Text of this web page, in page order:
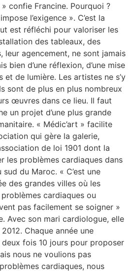
confie Francine. Pourquoi ?
l’exigence ». C’est la
est réfléchi pour valoriser les
des tableaux, des
leur agencement, ne sont jamais
bien d’une réflexion, d’une mise
et de lumière. Les artistes ne s’y
sont de plus en plus nombreux
œuvres dans ce lieu. Il faut
un projet d’une plus grande
« Médic’art » facilite
qui gère la galerie,
de loi 1901 dont la
les problèmes cardiaques dans
du Maroc. « C’est une
des grandes villes où les
cardiaques ou
pas facilement se soigner »
Avec son mari cardiologue, elle
Chaque année une
fois 10 jours pour proposer
nous ne voulions pas
cardiaques, nous